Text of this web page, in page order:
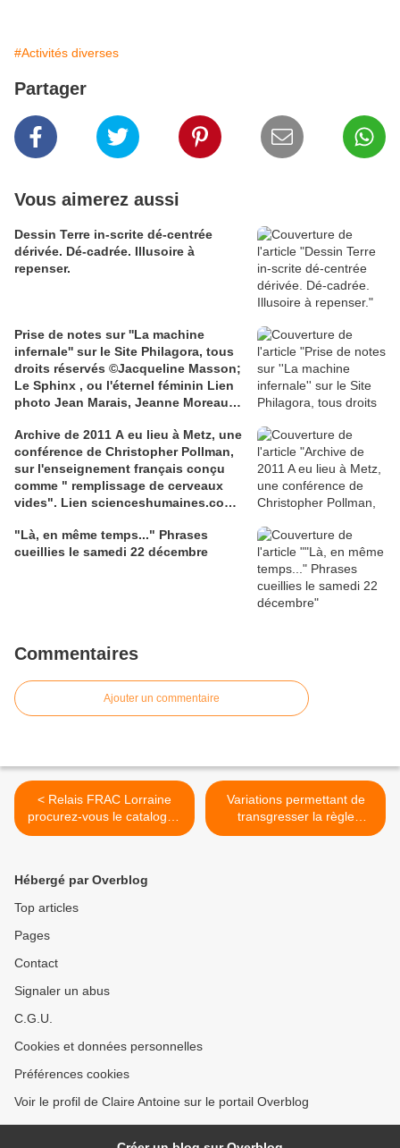
#Activités diverses
Partager
Vous aimerez aussi
Dessin Terre in-scrite dé-centrée
dérivée. Dé-cadrée. Illusoire à
repenser.
Prise de notes sur ''La machine
infernale'' sur le Site Philagora, tous
droits réservés ©Jacqueline Masson;
Le Sphinx , ou l'éternel féminin Lien
photo Jean Marais, Jeanne Moreau
Archive de 2011 A eu lieu à Metz, une
conférence de Christopher Pollman,
sur l'enseignement français conçu
comme " remplissage de cerveaux
vides". Lien scienceshumaines.com,
Léotard, ''Le dressage des élites...''
"Là, en même temps..." Phrases
cueillies le samedi 22 décembre
Commentaires
Ajouter un commentaire
< Relais FRAC Lorraine
procurez-vous le catalogue
de l'exposition "Geste
Variations permettant de
transgresser la règle
"absolue" de la césure du
Hébergé par Overblog
Top articles
Pages
Contact
Signaler un abus
C.G.U.
Cookies et données personnelles
Préférences cookies
Voir le profil de Claire Antoine sur le portail Overblog